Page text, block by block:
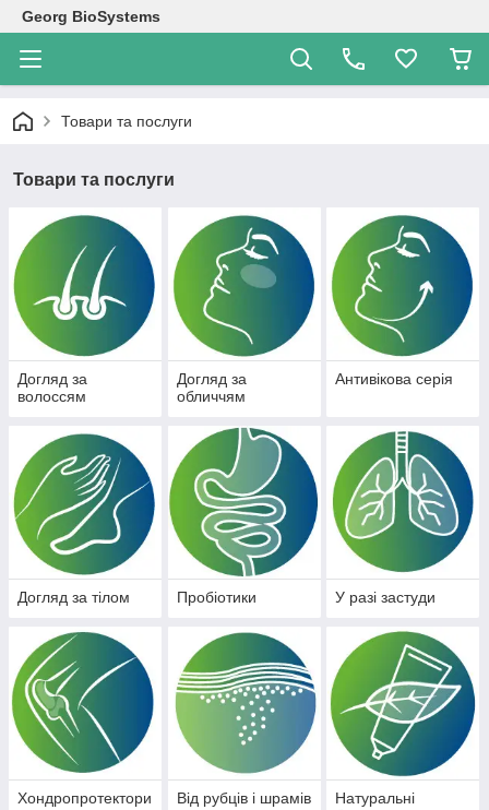
Georg BioSystems
Товари та послуги
Товари та послуги
Догляд за
волоссям
Догляд за
обличчям
Антивікова серія
Догляд за тілом Пробіотики У разі застуди
Хондропротектори Від рубців і шрамів
Натуральні